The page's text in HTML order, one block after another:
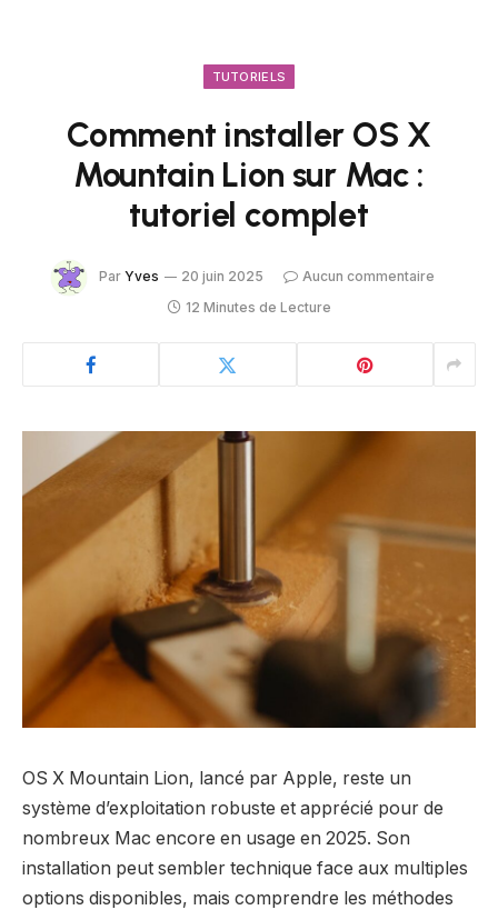
TUTORIELS
Comment installer OS X
Mountain Lion sur Mac :
tutoriel complet
Par Yves 20 juin 2025
Aucun commentaire
12 Minutes de Lecture
OS X Mountain Lion, lancé par Apple, reste un
système d’exploitation robuste et apprécié pour de
nombreux Mac encore en usage en 2025. Son
installation peut sembler technique face aux multiples
options disponibles, mais comprendre les méthodes